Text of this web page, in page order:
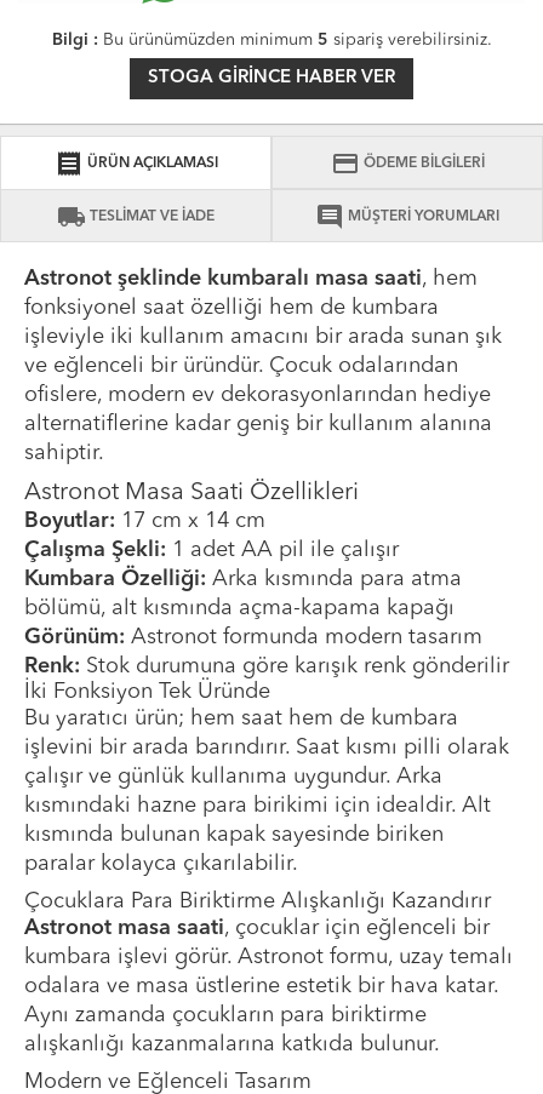
Bilgi : Bu ürünümüzden minimum 5 sipariş verebilirsiniz.
STOGA GIRINCE HABER VER
receipt ÜRÜN AÇIKLAMASI credit_card ÖDEME BİLGİLERİ
local_shipping TESLİMAT VE İADE comment MÜŞTERİ YORUMLARI
Astronot şeklinde kumbaralı masa saati, hem
fonksiyonel saat özelliği hem de kumbara
işleviyle iki kullanım amacını bir arada sunan şık
ve eğlenceli bir üründür. Çocuk odalarından
ofislere, modern ev dekorasyonlarından hediye
alternatiflerine kadar geniş bir kullanım alanına
sahiptir.
Astronot Masa Saati Özellikleri
Boyutlar: 17 cm x 14 cm
Çalışma Şekli: 1 adet AA pil ile çalışır
Kumbara Özelliği: Arka kısmında para atma
bölümü, alt kısmında açma-kapama kapağı
Görünüm: Astronot formunda modern tasarım
Renk: Stok durumuna göre karışık renk gönderilir
İki Fonksiyon Tek Üründe
Bu yaratıcı ürün; hem saat hem de kumbara
işlevini bir arada barındırır. Saat kısmı pilli olarak
çalışır ve günlük kullanıma uygundur. Arka
kısmındaki hazne para birikimi için idealdir. Alt
kısmında bulunan kapak sayesinde biriken
paralar kolayca çıkarılabilir.
Çocuklara Para Biriktirme Alışkanlığı Kazandırır
Astronot masa saati, çocuklar için eğlenceli bir
kumbara işlevi görür. Astronot formu, uzay temalı
odalara ve masa üstlerine estetik bir hava katar.
Aynı zamanda çocukların para biriktirme
alışkanlığı kazanmalarına katkıda bulunur.
Modern ve Eğlenceli Tasarım